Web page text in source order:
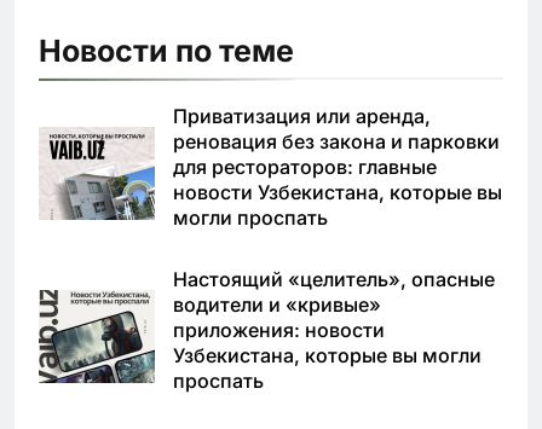
Новости по теме
Приватизация или аренда,
реновация без закона и парковки
для рестораторов: главные
новости Узбекистана, которые вы
могли проспать
Настоящий «целитель», опасные
водители и «кривые»
приложения: новости
Узбекистана, которые вы могли
проспать